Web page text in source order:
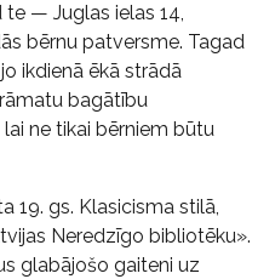
te — Juglas ielas 14,
bērnu patversme. Tagad
ikdienā ēkā strādā
bagātību
ne tikai bērniem būtu
19. gs. Klasicisma stilā,
Neredzīgo bibliotēku».
glabājošo gaiteni uz